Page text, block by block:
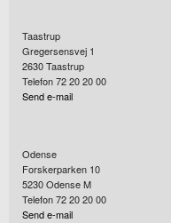
Taastrup
Gregersensvej 1
2630Taastrup
Telefon 72 20 20 00
Send e-mail
Odense
Forskerparken 10
5230Odense M
Telefon 72 20 20 00
Send e-mail